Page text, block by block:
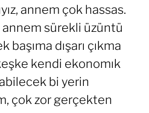
annem çok hassas.
annem sürekli üzüntü
dışarı çıkma
kendi ekonomık
bi yerin
çok zor gerçekten